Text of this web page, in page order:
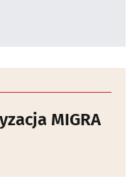
MIGRA